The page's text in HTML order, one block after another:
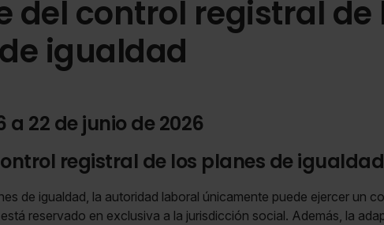
del control registral de
igualdad
a 22 de junio de 2026
registral de los planes de igualdad
de igualdad, la autoridad laboral únicamente puede ejercer un
reservado en exclusiva a la jurisdicción social. Además, la